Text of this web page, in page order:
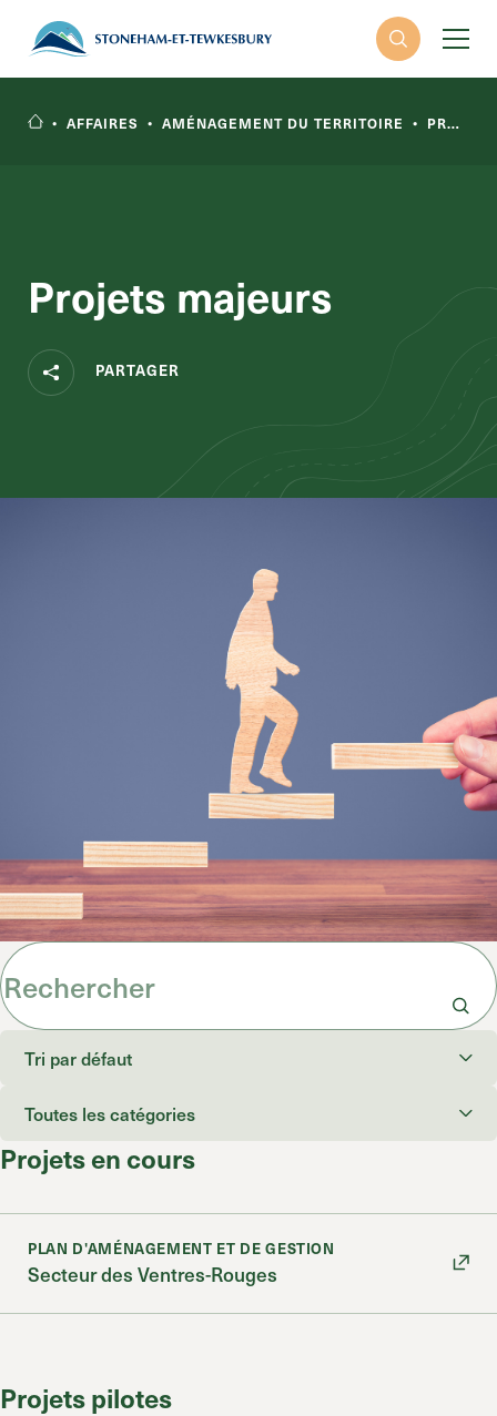
RECHERCHER
• AFFAIRES • AMÉNAGEMENT DU TERRITOIRE • PROJETS MAJEURS
Projets majeurs
PARTAGER
Projets en cours
PLAN D'AMÉNAGEMENT ET DE GESTION
Secteur des Ventres-Rouges
Projets pilotes